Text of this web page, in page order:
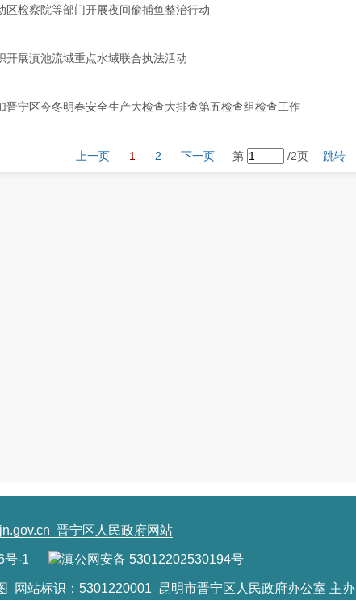
区检察院等部门开展夜间偷捕鱼整治行动
开展滇池流域重点水域联合执法活动
晋宁区今冬明春安全生产大检查大排查第五检查组检查工作
上一页 1 2 下一页 第 /2页 跳转
晋宁区人民政府网站
号-1 滇公网安备 53012202530194号
网站标识：5301220001 昆明市晋宁区人民政府办公室 主办